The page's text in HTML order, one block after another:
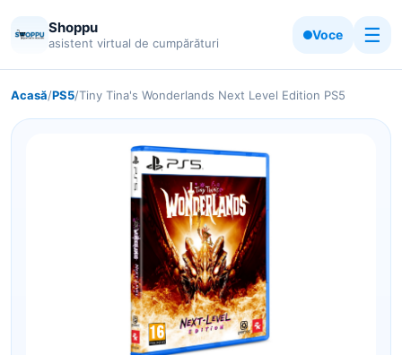
Shoppu
asistent virtual de cumpărături
Voce ☰
Acasă/PS5/Tiny Tina's Wonderlands Next Level Edition PS5